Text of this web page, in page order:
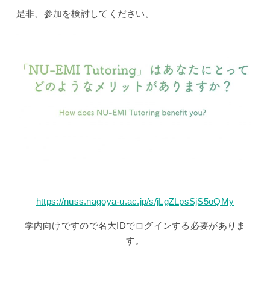
是非、参加を検討してください。
https://nuss.nagoya-u.ac.jp/s/jLgZLpsSjS5oQMy
学内向けですので名大IDでログインする必要がありま
す。